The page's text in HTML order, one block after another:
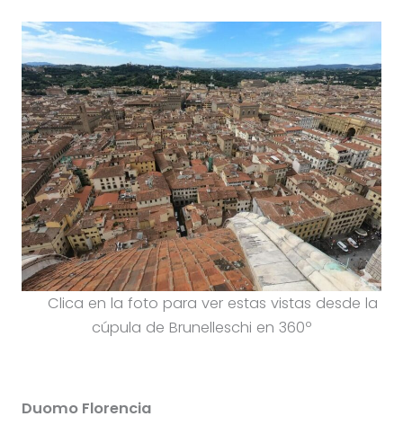
Clica en la foto para ver estas vistas desde la
cúpula de Brunelleschi en 360º
Duomo Florencia